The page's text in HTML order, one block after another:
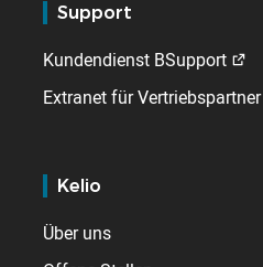
Support
Kundendienst BSupport
Extranet für Vertriebspartner
Kelio
Über uns